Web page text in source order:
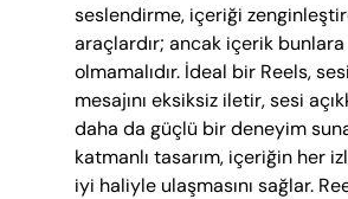
seslendirme, içeriği
araçlardır; ancak içerik bunlara
olmamalıdır. İdeal bir Reels,
mesajını eksiksiz iletir, sesi
daha da güçlü bir deneyim
katmanlı tasarım, içeriğin her
iyi haliyle ulaşmasını sağlar.